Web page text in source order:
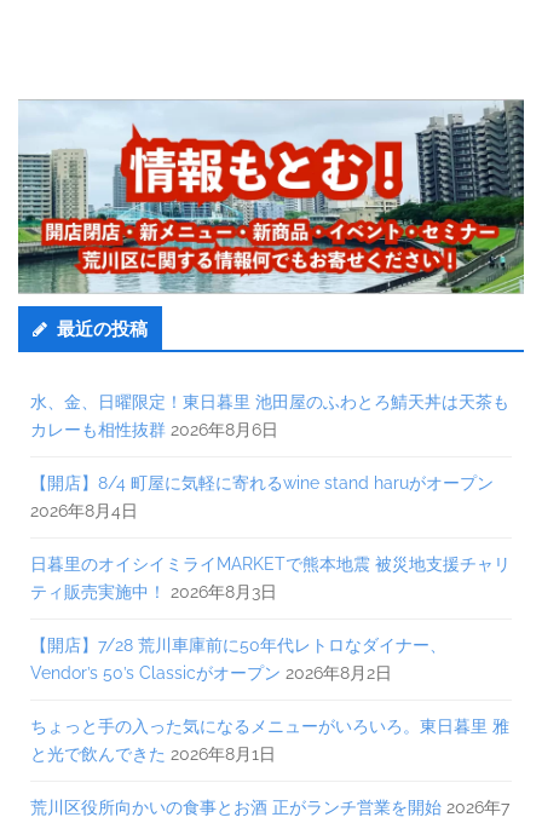
最近の投稿
水、金、日曜限定！東日暮里 池田屋のふわとろ鯖天丼は天茶も
カレーも相性抜群 2026年8月6日
【開店】8/4 町屋に気軽に寄れるwine stand haruがオープン
2026年8月4日
日暮里のオイシイミライMARKETで熊本地震 被災地支援チャリ
ティ販売実施中！
2026年8月3日
【開店】7/28 荒川車庫前に50年代レトロなダイナー、
Vendor’s 50’s Classicがオープン 2026年8月2日
ちょっと手の入った気になるメニューがいろいろ。東日暮里 雅
と光で飲んできた 2026年8月1日
荒川区役所向かいの食事とお酒 正がランチ営業を開始 2026年7